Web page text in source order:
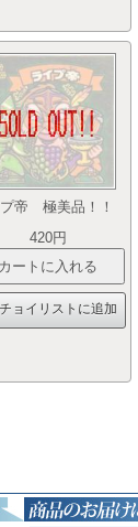
帝 極美品！！
420円
チョイリストに追加